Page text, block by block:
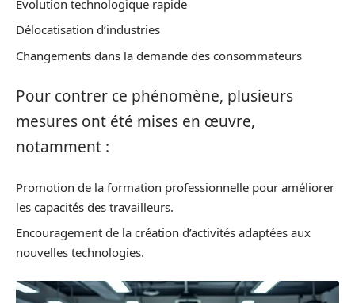
Évolution technologique rapide
Délocatisation d’industries
Changements dans la demande des consommateurs
Pour contrer ce phénomène, plusieurs
mesures ont été mises en œuvre,
notamment :
Promotion de la formation professionnelle pour améliorer
les capacités des travailleurs.
Encouragement de la création d’activités adaptées aux
nouvelles technologies.